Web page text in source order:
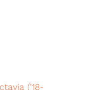
(’18-